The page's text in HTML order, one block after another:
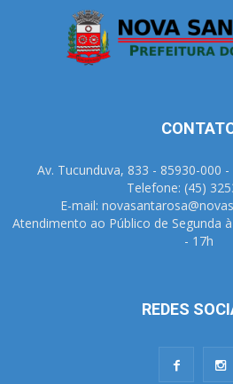
Av. Tucunduva, 833 - 85930-000
Telefone: (45)
E-mail:
Atendimento ao Público de Segunda
- 17h
REDES